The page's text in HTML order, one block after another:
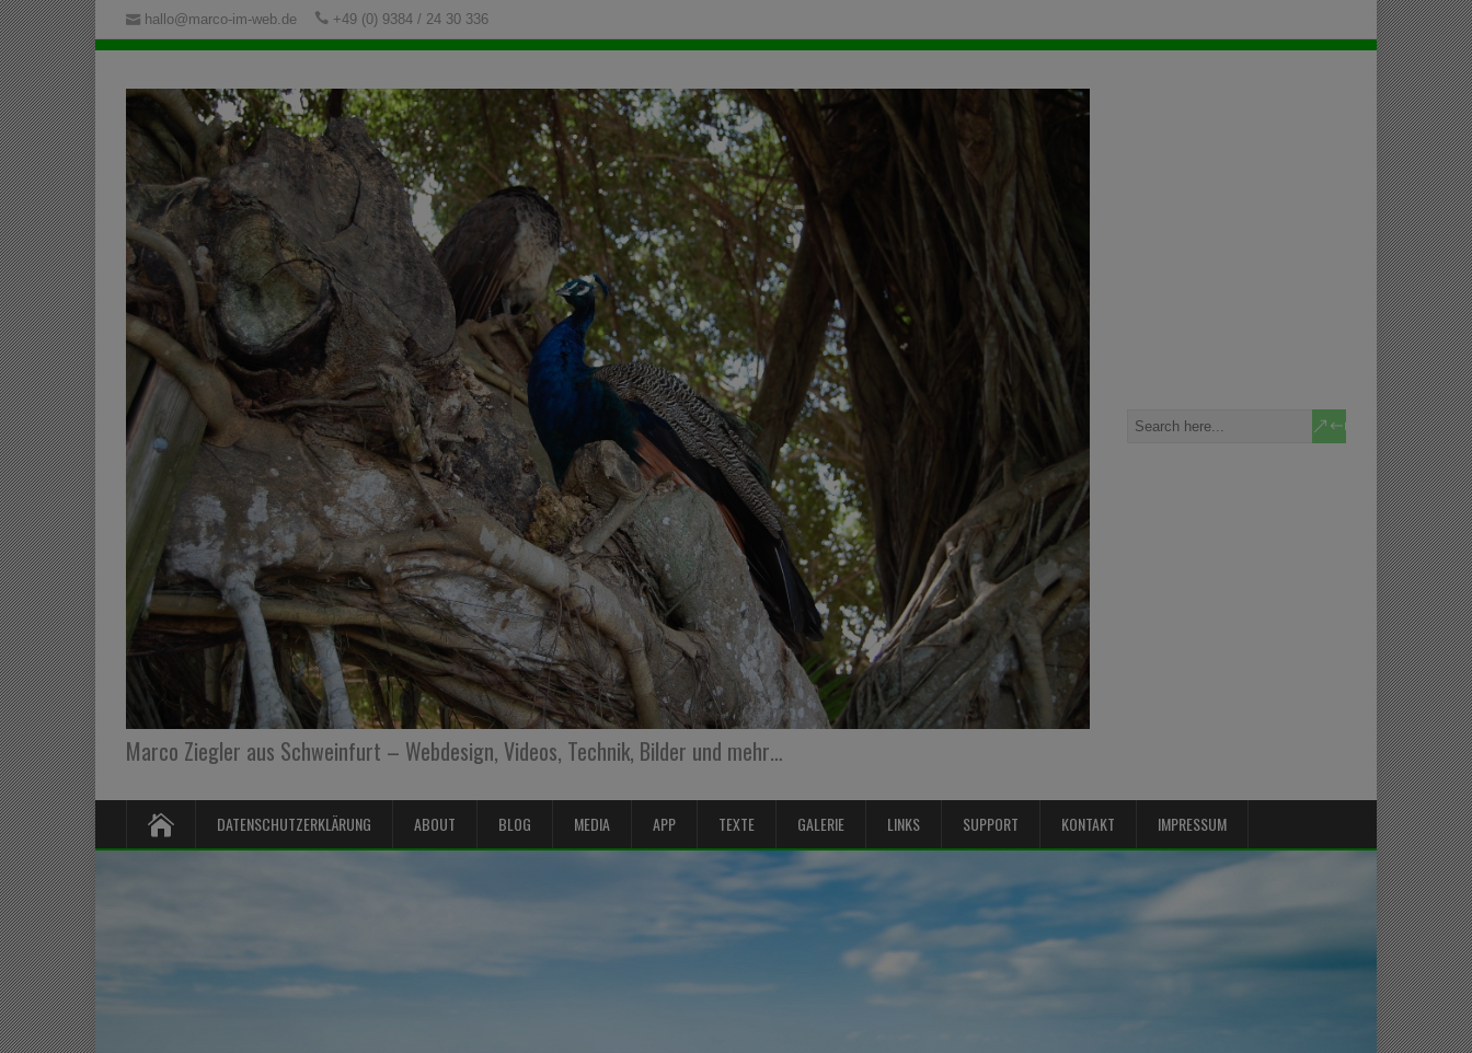
hallo@marco-im-web.de +49 (0) 9384 / 24 30 336
Marco Ziegler aus Schweinfurt – Webdesign, Videos, Technik, Bilder und mehr…
DATENSCHUTZERKLÄRUNG ABOUT BLOG MEDIA APP TEXTE GALERIE LINKS SUPPORT KONTAKT IMPRESSUM